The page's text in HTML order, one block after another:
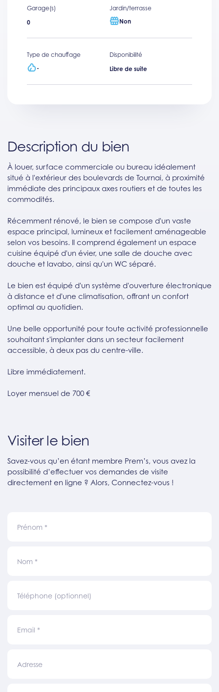
Garage(s)
0
Jardin/terrasse
Non
Type de chauffage
-
Disponibilité
Libre de suite
Description du bien
À louer, surface commerciale ou bureau idéalement
situé à l'extérieur des boulevards de Tournai, à proximité
immédiate des principaux axes routiers et de toutes les
commodités.
Récemment rénové, le bien se compose d'un vaste
espace principal, lumineux et facilement aménageable
selon vos besoins. Il comprend également un espace
cuisine équipé d'un évier, une salle de douche avec
douche et lavabo, ainsi qu'un WC séparé.
Le bien est équipé d'un système d'ouverture électronique
à distance et d'une climatisation, offrant un confort
optimal au quotidien.
Une belle opportunité pour toute activité professionnelle
souhaitant s'implanter dans un secteur facilement
accessible, à deux pas du centre-ville.
Libre immédiatement.
Loyer mensuel de 700 €
Visiter le bien
Savez-vous qu’en étant membre Prem’s, vous avez la
possibilité d’effectuer vos demandes de visite
directement en ligne ? Alors, Connectez-vous !
Prénom *
Nom *
Téléphone (optionnel)
Email *
Adresse